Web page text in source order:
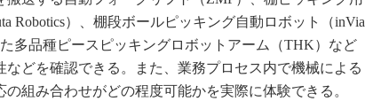
Robotics）、棚段ボールピッキング自動ロボット（inVia
多品種ピースピッキングロボットアーム（THK）など
どを確認できる。また、業務プロセス内で機械による
組み合わせがどの程度可能かを実際に体験できる。